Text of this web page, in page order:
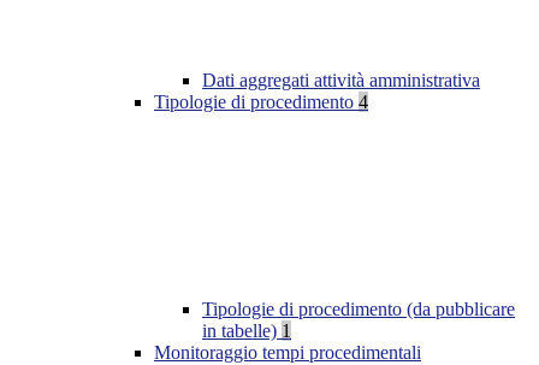
Dati aggregati attività amministrativa
Tipologie di procedimento 4
Tipologie di procedimento (da pubblicare
in tabelle) 1
Monitoraggio tempi procedimentali